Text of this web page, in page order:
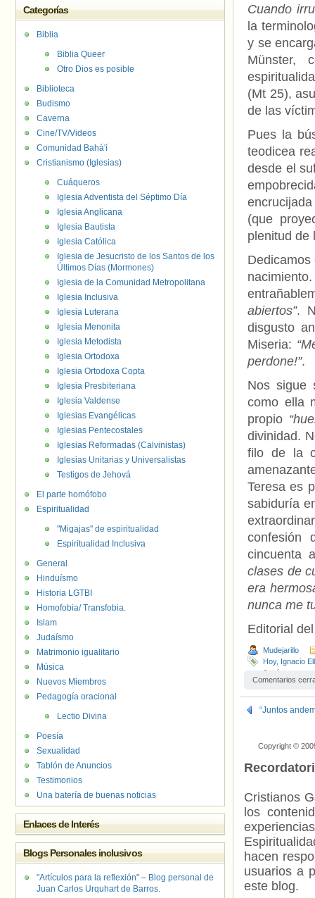
Cuando
la
y se
Münster,
(Mt 25),
de las
Pues la
teodicea
desde el
(que
plenitud de
abiertos”.
disgusto
Miseria:
perdone!”.
Nos sigue
como ella
propio
divinidad.
filo de la
Teresa es
sabiduría
confesión
cincuenta
clases de
era
nunca me
Editorial
Mudejarillo
Hoy, Ignacio
Jesús
Comentarios
“Juntos
Copyright ©
Cristianos
los
hacen
usuarios a
este blog.
Categorías
Biblia
Biblia Queer
Otro Dios es posible
Biblioteca
Budismo
Caverna
Cine/TV/Videos
Comunidad Bahá'í
Cristianismo (Iglesias)
Cuáqueros
Iglesia Adventista del Séptimo Día
Iglesia Anglicana
Iglesia Bautista
Iglesia Católica
Iglesia de Jesucristo de los Santos de los
Últimos Días (Mormones)
Iglesia de la Comunidad Metropolitana
Iglesia Inclusiva
Iglesia Luterana
Iglesia Menonita
Iglesia Metodista
Iglesia Ortodoxa
Iglesia Ortodoxa Copta
Iglesia Presbiteriana
Iglesia Valdense
Iglesias Evangélicas
Iglesias Pentecostales
Iglesias Reformadas (Calvinistas)
Iglesias Unitarias y Universalistas
Testigos de Jehová
El parte homófobo
Espiritualidad
"Migajas" de espiritualidad
Espiritualidad Inclusiva
General
Hinduísmo
Historia LGTBI
Homofobia/ Transfobia.
Islam
Judaísmo
Matrimonio igualitario
Música
Nuevos Miembros
Pedagogía oracional
Lectio Divina
Poesía
Sexualidad
Tablón de Anuncios
Testimonios
Una batería de buenas noticias
Enlaces de Interés
Blogs Personales inclusivos
"Artículos para la reflexión" – Blog personal de
Juan Carlos Urquhart de Barros.